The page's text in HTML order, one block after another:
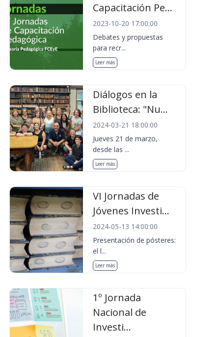
Capacitación Pe...
2023-10-20 17:00:00
Debates y propuestas
para recr...
Leer más
Diálogos en la
Biblioteca: "Nu...
2024-03-21 18:00:00
Jueves 21 de marzo,
desde las ...
Leer más
VI Jornadas de
Jóvenes Investi...
2024-05-13 14:00:00
Presentación de pósteres:
el l...
Leer más
1º Jornada
Nacional de
Investi...